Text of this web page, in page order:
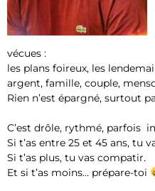
vécues :
les plans foireux, les
argent, famille, couple,
Rien n’est épargné, surtout
C’est drôle, rythmé, parfois
Si t’as entre 25 et 45 ans, tu
Si t’as plus, tu vas compatir.
Et si t’as moins… prépare-toi